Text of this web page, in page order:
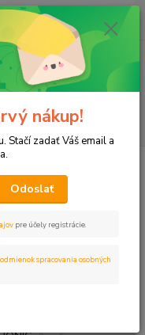
Menu
ks
za0 €
nákup!
Stačí zadať Váš email a
Odoslať
pre účely registrácie.
spracovania osobných